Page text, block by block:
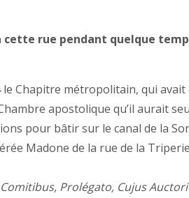
cette rue pendant quelque
le Chapitre métropolitain, qui
apostolique qu’il aurait
pour bâtir sur le canal de la
Madone de la rue de la
Prolégato, Cujus